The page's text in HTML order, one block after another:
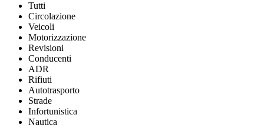
Tutti
Circolazione
Veicoli
Motorizzazione
Revisioni
Conducenti
ADR
Rifiuti
Autotrasporto
Strade
Infortunistica
Nautica